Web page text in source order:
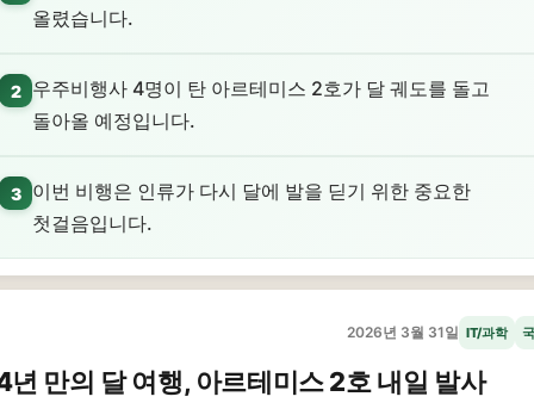
올렸습니다.
2
우주비행사 4명이 탄 아르테미스 2호가 달 궤도를 돌고
돌아올 예정입니다.
3
이번 비행은 인류가 다시 달에 발을 딛기 위한 중요한
첫걸음입니다.
2026년 3월 31일 IT/과학
년 만의 달 여행, 아르테미스 2호 내일 발사